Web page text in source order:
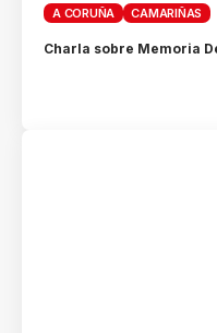
A CORUÑA CAMARIÑAS
Charla sobre Memoria